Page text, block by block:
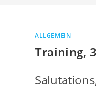
ALLGEMEIN
Training,